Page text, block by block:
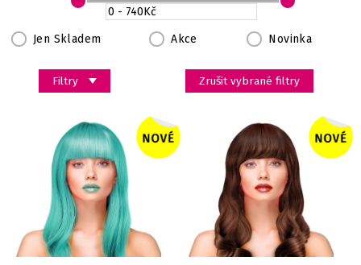
Filtry
Jen Skladem Akce Novinka
Zrušit vybrané filtry